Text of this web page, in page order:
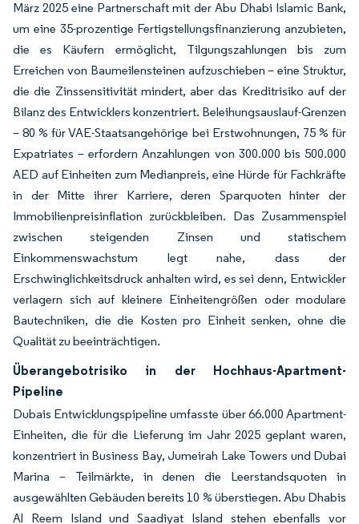
März 2025 eine Partnerschaft mit der Abu Dhabi Islamic Bank,
um eine 35-prozentige Fertigstellungsfinanzierung anzubieten,
die es Käufern ermöglicht, Tilgungszahlungen bis zum
Erreichen von Baumeilensteinen aufzuschieben – eine Struktur,
die die Zinssensitivität mindert, aber das Kreditrisiko auf der
Bilanz des Entwicklers konzentriert. Beleihungsauslauf-Grenzen
– 80 % für VAE-Staatsangehörige bei Erstwohnungen, 75 % für
Expatriates – erfordern Anzahlungen von 300.000 bis 500.000
AED auf Einheiten zum Medianpreis, eine Hürde für Fachkräfte
in der Mitte ihrer Karriere, deren Sparquoten hinter der
Immobilienpreisinflation zurückbleiben. Das Zusammenspiel
zwischen steigenden Zinsen und statischem
Einkommenswachstum legt nahe, dass der
Erschwinglichkeitsdruck anhalten wird, es sei denn, Entwickler
verlagern sich auf kleinere Einheitengrößen oder modulare
Bautechniken, die die Kosten pro Einheit senken, ohne die
Qualität zu beeinträchtigen.
Überangebotrisiko in der Hochhaus-Apartment-
Pipeline
Dubais Entwicklungspipeline umfasste über 66.000 Apartment-
Einheiten, die für die Lieferung im Jahr 2025 geplant waren,
konzentriert in Business Bay, Jumeirah Lake Towers und Dubai
Marina – Teilmärkte, in denen die Leerstandsquoten in
ausgewählten Gebäuden bereits 10 % überstiegen. Abu Dhabis
Al Reem Island und Saadiyat Island stehen ebenfalls vor